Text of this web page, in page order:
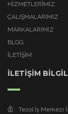
HİZMETLERİMİZ
ÇALIŞMALARIMIZ
MARKALARIMIZ
BLOG
İLETİŞİM
İLETİŞİM
Tezol İş Merkezi